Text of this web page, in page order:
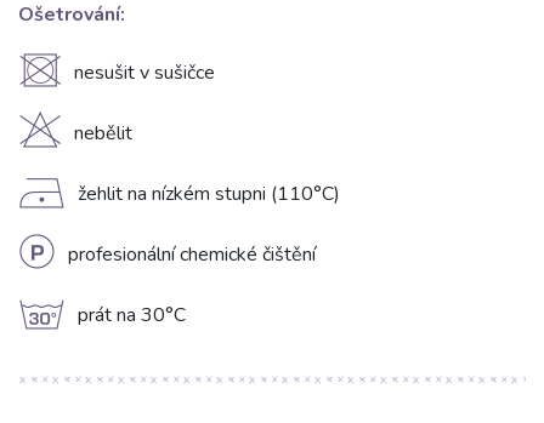
Ošetrování:
U nesušit v sušičce
H nebělit
D žehlit na nízkém stupni (110°C)
L profesionální chemické čištění
g prát na 30°C